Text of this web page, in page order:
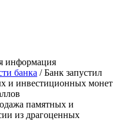
информация
банка /Банк запустил
и инвестиционных монет
памятных и
из драгоценных